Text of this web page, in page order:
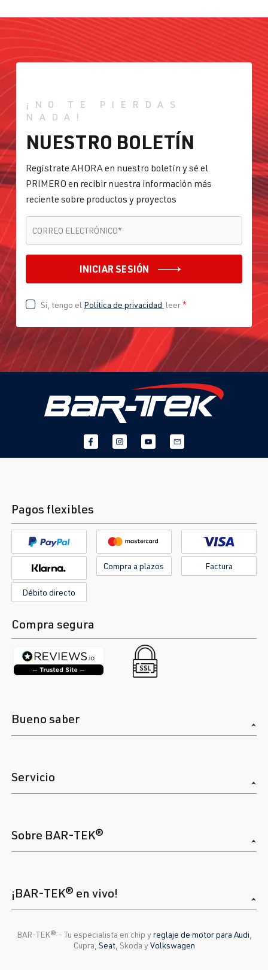
¡NO TE PIERDAS
NADA!
NUESTRO BOLETÍN
Regístrate AHORA en nuestro boletín y sé el
PRIMERO en recibir nuestra información más
reciente sobre productos y proyectos
CORREO ELECTRÓNICO*
INICIAR SESIÓN
Sí, tengo el Política de privacidad leer*
Pagos flexibles
Compra a plazos Factura
Débito directo
Compra segura
Bueno saber
Servicio
Sobre BAR-TEK®
¡BAR-TEK® en vivo!
BAR-TEK®️ - Tu especialista en chip yreglaje de motor para Audi
Cupra, Seat, Skoda yVolkswagen